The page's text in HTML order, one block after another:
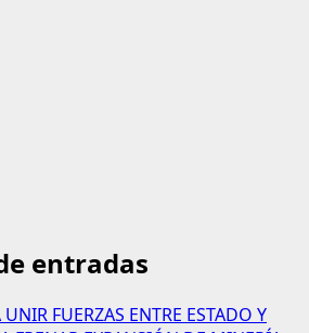
entradas
FUERZAS ENTRE ESTADO Y